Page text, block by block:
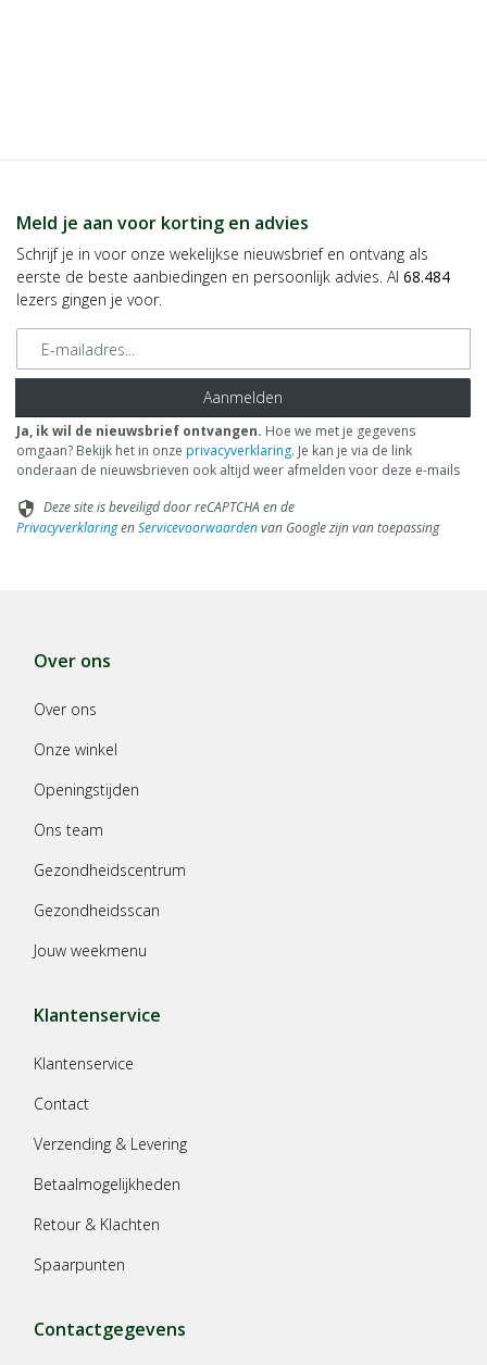
Meld je aan voor korting en advies
Schrijf je in voor onze wekelijkse nieuwsbrief en ontvang als
eerste de beste aanbiedingen en persoonlijk advies. Al 68.484
lezers gingen je voor.
E-mailadres
Aanmelden
Ja, ik wil de nieuwsbrief ontvangen. Hoe we met je gegevens
omgaan? Bekijk het in onze privacyverklaring. Je kan je via de link
onderaan de nieuwsbrieven ook altijd weer afmelden voor deze e-mails
security Deze site is beveiligd door reCAPTCHA en de
PrivacyverklaringenServicevoorwaardenvan Google zijn van toepassing
Over ons
Over ons
Onze winkel
Openingstijden
Ons team
Gezondheidscentrum
Gezondheidsscan
Jouw weekmenu
Klantenservice
Klantenservice
Contact
Verzending & Levering
Betaalmogelijkheden
Retour & Klachten
Spaarpunten
Contactgegevens